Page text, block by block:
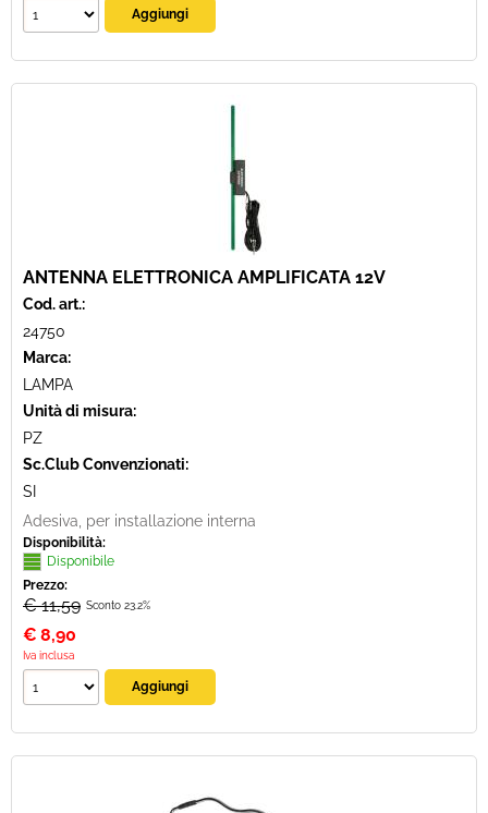
ANTENNA ELETTRONICA AMPLIFICATA 12V
Cod. art.:
24750
Marca:
LAMPA
Unità di misura:
PZ
Sc.Club Convenzionati:
SI
Adesiva, per installazione interna
Disponibilità:
Disponibile
Prezzo:
€ 11,59 Sconto 23.2%
€ 8,90
Iva inclusa